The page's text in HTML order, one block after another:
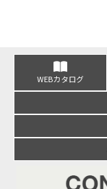
WEBカタログ